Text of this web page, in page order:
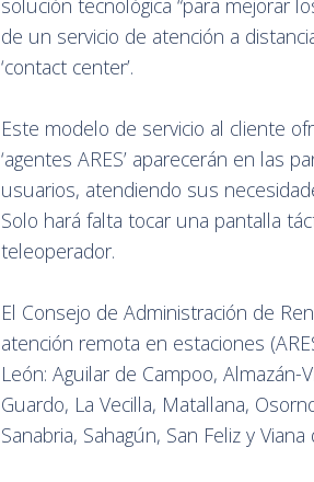
solución tecnológica “para mejorar
de un servicio de atención a
‘contact center’.
Este modelo de servicio al cliente
‘agentes ARES’ aparecerán en las
usuarios, atendiendo sus
Solo hará falta tocar una pantalla
teleoperador.
El Consejo de Administración de
atención remota en estaciones
León: Aguilar de Campoo, Almazán-
Guardo, La Vecilla, Matallana,
Sanabria, Sahagún, San Feliz y Viana